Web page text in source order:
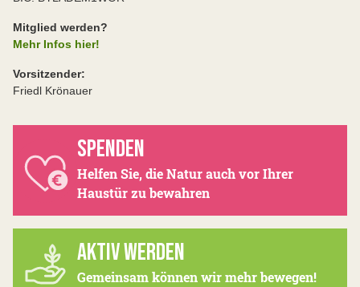
Mitglied werden?
Mehr Infos hier!
Vorsitzender:
Friedl Krönauer
SPENDEN
Helfen Sie, die Natur auch vor Ihrer
Haustür zu bewahren
AKTIV WERDEN
Gemeinsam können wir mehr bewegen!